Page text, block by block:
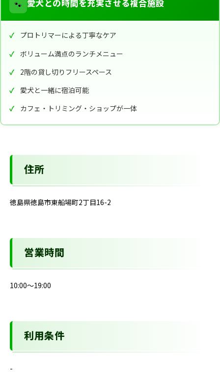
🐾 愛犬との時間を充実させる複合施設
プロトリマーによる丁寧なケア
ボリューム満点のランチメニュー
2階の貸し切りフリースペース
愛犬と一緒に宿泊可能
カフェ・トリミング・ショップが一体
住所
徳島県徳島市東船場町2丁目16-2
営業時間
10:00～19:00
利用条件
-